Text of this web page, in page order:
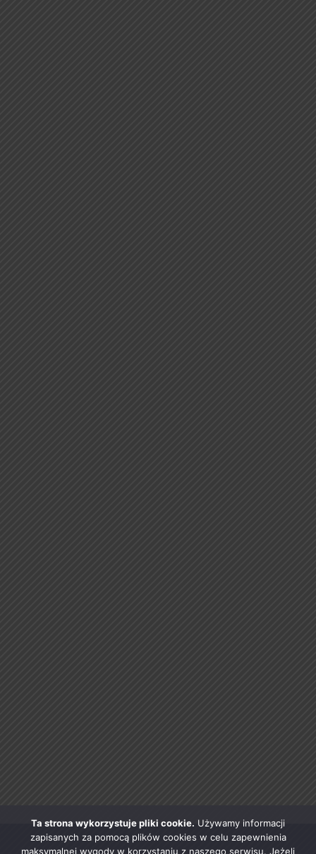
Ta strona wykorzystuje pliki cookie. Używamy informacji
zapisanych za pomocą plików cookies w celu zapewnienia
maksymalnej wygody w korzystaniu z naszego serwisu. Jeżeli